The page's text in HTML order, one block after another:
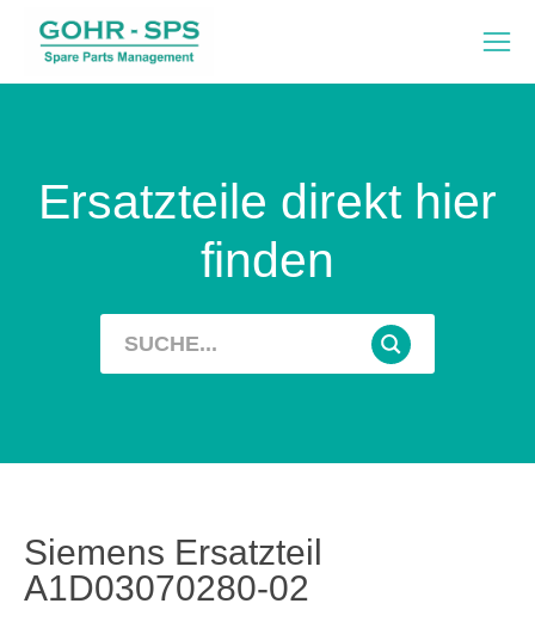
Ersatzteile direkt hier
finden
Siemens Ersatzteil
A1D03070280-02